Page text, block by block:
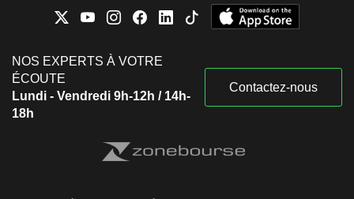
NOS EXPERTS À VOTRE
ÉCOUTE
Lundi - Vendredi 9h-12h / 14h-
18h
Contactez-nous